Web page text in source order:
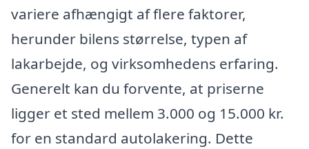
variere afhængigt af flere faktorer,
herunder bilens størrelse, typen af
lakarbejde, og virksomhedens erfaring.
Generelt kan du forvente, at priserne
ligger et sted mellem 3.000 og 15.000 kr.
for en standard autolakering. Dette